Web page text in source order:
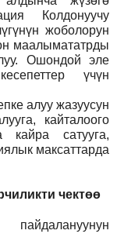
Колдонуучу
жоболорун
маалымататрды
Ошондой эле
үчүн
алуу жазуусун
кайталоого
кайра сатууга,
максаттарда
чектөө
пайдалануунун